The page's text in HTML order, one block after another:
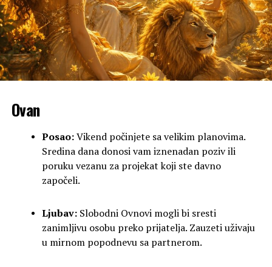
Ovan
Posao:Vikend počinjete sa velikim planovima.
Sredina dana donosi vam iznenadan poziv ili
poruku vezanu za projekat koji ste davno
započeli.
Ljubav:Slobodni Ovnovi mogli bi sresti
zanimljivu osobu preko prijatelja. Zauzeti uživaju
u mirnom popodnevu sa partnerom.